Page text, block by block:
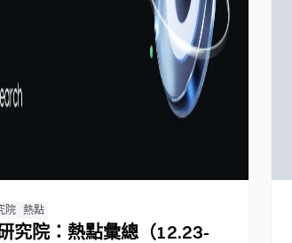
院 熱點
究院：熱點彙總（12.23-